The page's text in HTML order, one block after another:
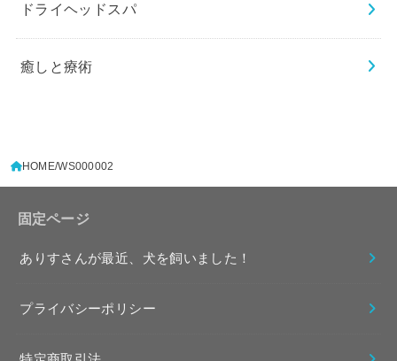
ドライヘッドスパ
癒しと療術
HOME WS000002
固定ページ
ありすさんが最近、犬を飼いました！
プライバシーポリシー